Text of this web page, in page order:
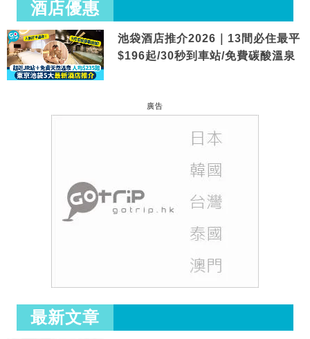
酒店優惠
池袋酒店推介2026｜13間必住最平
$196起/30秒到車站/免費碳酸溫泉
廣告
最新文章